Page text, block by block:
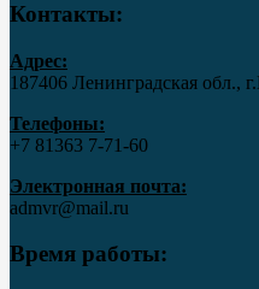
Контакты:
Адрес:
187406 Ленинградская обл.,
Телефоны:
+7 81363 7‑71-60
Электронная почта:
admvr@mail.ru
Время работы: